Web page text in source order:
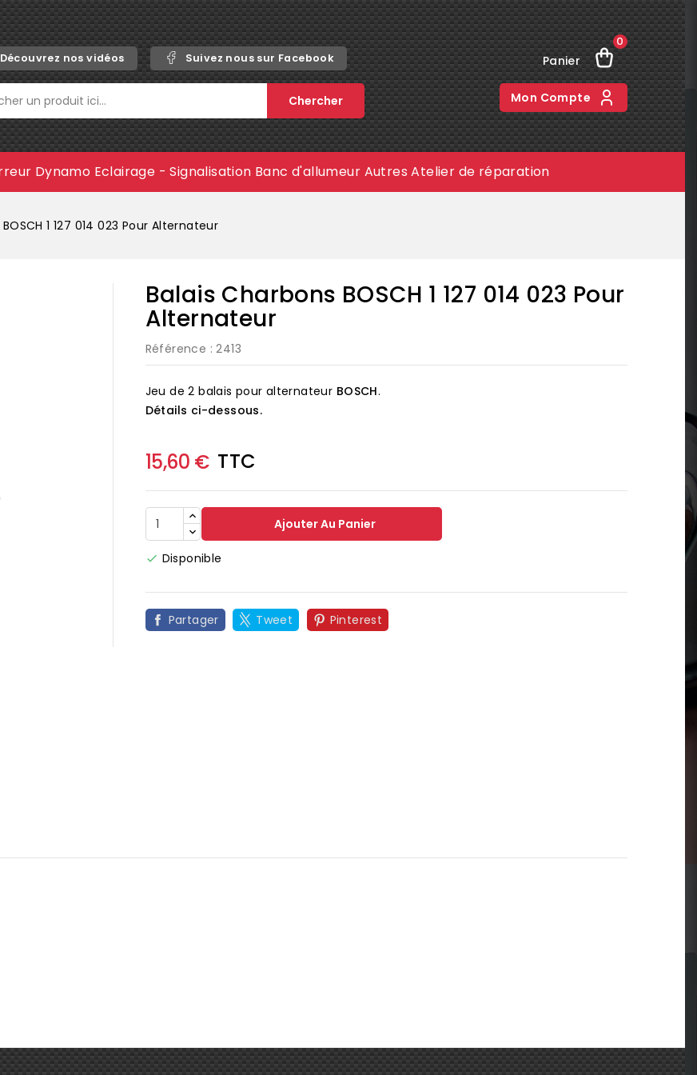
Découvrez nos vidéos Suivez nous sur Facebook
Chercher
Panier
0
Mon Compte
Dynamo Eclairage - Signalisation Banc d'allumeur Autres Atelier de réparation
1 127 014 023 Pour Alternateur
Balais Charbons BOSCH 1 127 014 023 Pour
Alternateur
Référence : 2413
Jeu de 2 balais pour alternateur BOSCH.
Détails ci-dessous.
15,60 € TTC
Ajouter Au Panier
 Disponible
Partager Tweet Pinterest